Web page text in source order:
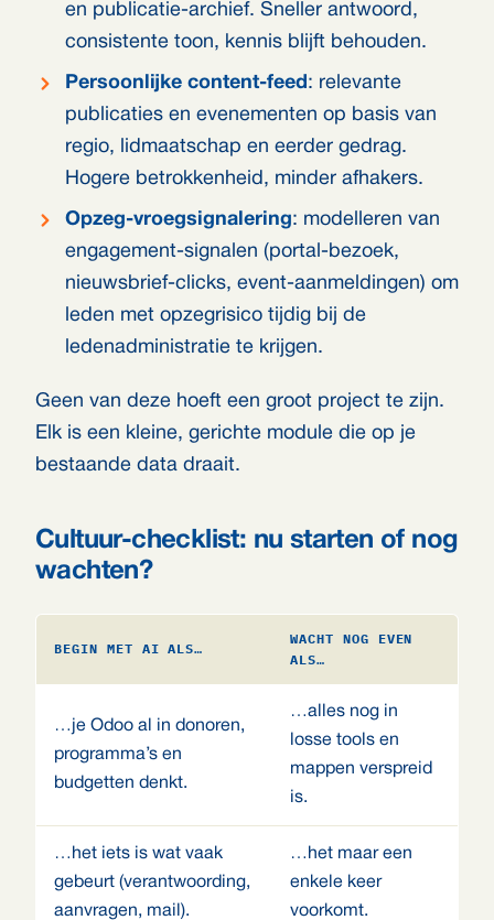
en publicatie-archief. Sneller antwoord,
consistente toon, kennis blijft behouden.
Persoonlijke content-feed : relevante
publicaties en evenementen op basis van
regio, lidmaatschap en eerder gedrag.
Hogere betrokkenheid, minder afhakers.
Opzeg-vroegsignalering: modelleren van
engagement-signalen (portal-bezoek,
nieuwsbrief-clicks, event-aanmeldingen) om
leden met opzegrisico tijdig bij de
ledenadministratie te krijgen.
Geen van deze hoeft een groot project te zijn.
Elk is een kleine, gerichte module die op je
bestaande data draait.
Cultuur-checklist: nu starten of nog
wachten?
BEGIN MET AI ALS…
WACHT NOG EVEN
ALS…
…je Odoo al in donoren,
programma’s en
budgetten denkt.
…alles nog in
losse tools en
mappen verspreid
is.
…het iets is wat vaak
gebeurt (verantwoording,
aanvragen, mail).
…het maar een
enkele keer
voorkomt.